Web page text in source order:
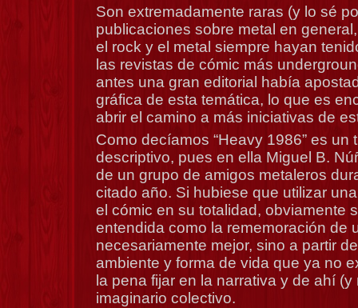
Son extremadamente raras (y lo sé
publicaciones sobre metal en
el rock y el metal siempre hayan
las revistas de cómic más
antes una gran editorial había
gráfica de esta temática, lo que es
abrir el camino a más iniciativas de
Como decíamos “Heavy 1986” es un
descriptivo, pues en ella Miguel B.
de un grupo de amigos metaleros
citado año. Si hubiese que utilizar
el cómic en su totalidad, obviamente
entendida como la rememoración de
necesariamente mejor, sino a partir
ambiente y forma de vida que ya no
la pena fijar en la narrativa y de ahí
imaginario colectivo.